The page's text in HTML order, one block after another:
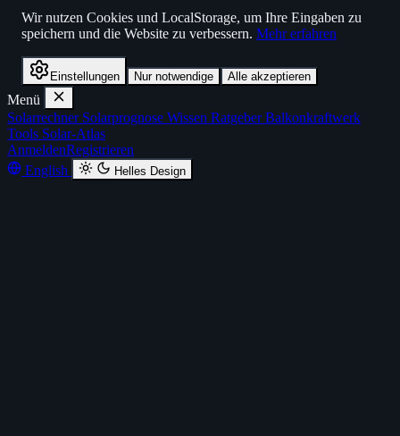
Wir nutzen Cookies und LocalStorage, um Ihre Eingaben zu
speichern und die Website zu verbessern. Mehr erfahren
Einstellungen Nur notwendige Alle akzeptieren
Menü
Solarrechner Solarprognose Wissen RatgeberBalkonkraftwerk
Tools Solar-Atlas
AnmeldenRegistrieren
English
Helles Design